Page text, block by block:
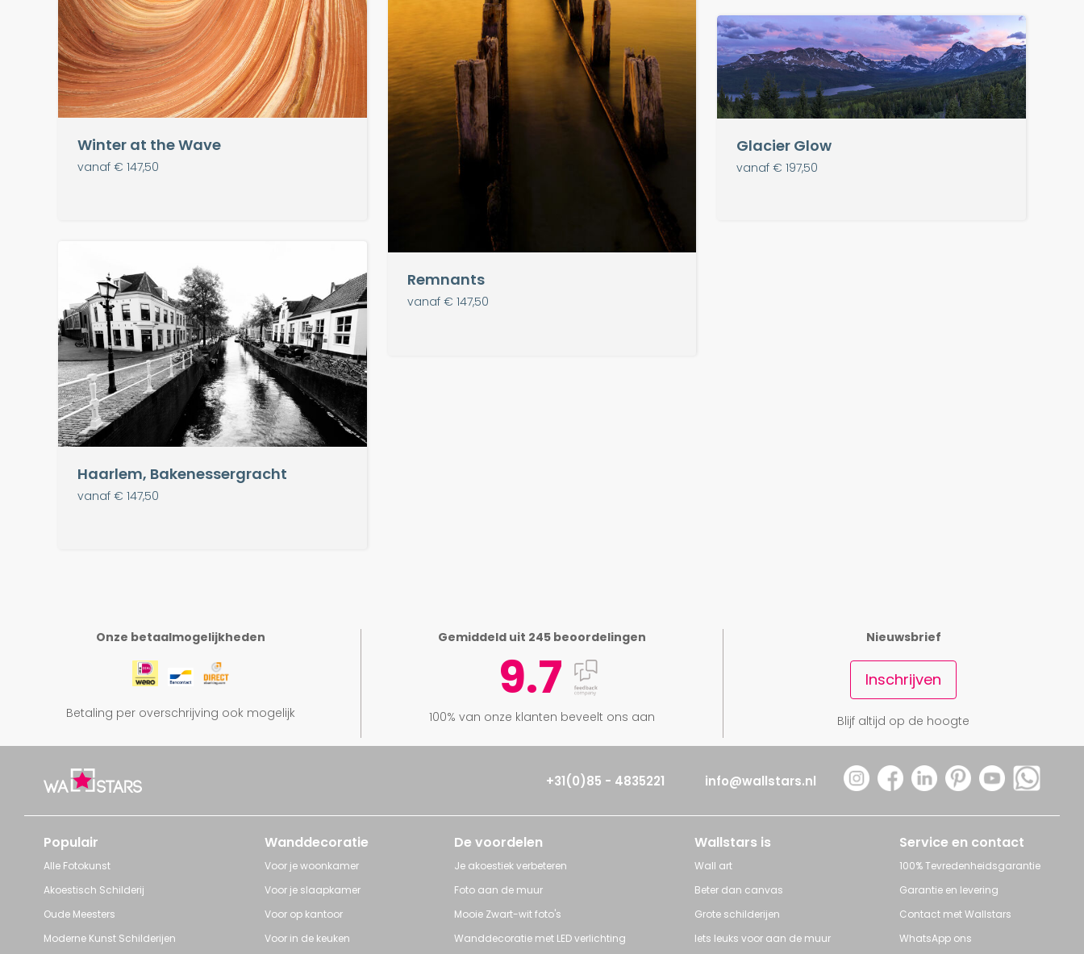
Remnants
vanaf € 147,50
Winter at the Wave
vanaf € 147,50
Glacier Glow
vanaf € 197,50
Haarlem, Bakenessergracht
vanaf € 147,50
Onze betaalmogelijkheden
Betaling per overschrijving ook mogelijk
Gemiddeld uit 245 beoordelingen
9.7
100% van onze klanten beveelt ons aan
Nieuwsbrief
Inschrijven
Blijf altijd op de hoogte
+31(0)85 - 4835221 info@wallstars.nl
Populair
Alle Fotokunst
Akoestisch Schilderij
Oude Meesters
Moderne Kunst Schilderijen
Wanddecoratie
Voor je woonkamer
Voor je slaapkamer
Voor op kantoor
Voor in de keuken
De voordelen
Je akoestiek verbeteren
Foto aan de muur
Mooie Zwart-wit foto's
Wanddecoratie met LED verlichting
Wallstars is
Wall art
Beter dan canvas
Grote schilderijen
Iets leuks voor aan de muur
Service en contact
100% Tevredenheidsgarantie
Garantie en levering
Contact met Wallstars
WhatsApp ons